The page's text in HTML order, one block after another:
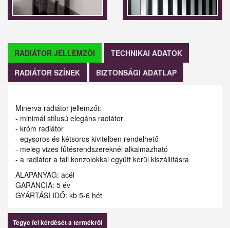
RADIÁTOR JELLEMZŐI
TECHNIKAI ADATOK
RADIÁTOR SZÍNEK
BIZTONSÁGI ADATLAP
Minerva radiátor jellemzői:
- minimál stílusú elegáns radiátor
- króm radiátor
- egysoros és kétsoros kivitelben rendelhető
- meleg vizes fűtésrendszereknél alkalmazható
- a radiátor a fali konzolokkal együtt kerül kiszállításra
ALAPANYAG: acél
GARANCIA: 5 év
GYÁRTÁSI IDŐ: kb 5-6 hét
Tegye fel kérdését a termékről